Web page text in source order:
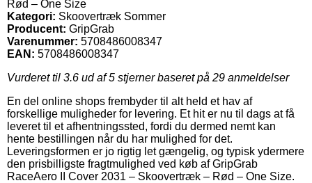
Rød – One Size
Kategori: Skoovertræk Sommer
Producent: GripGrab
Varenummer: 5708486008347
EAN: 5708486008347
Vurderet til 3.6 ud af 5 stjerner baseret på 29 anmeldelser
En del online shops frembyder til alt held et hav af
forskellige muligheder for levering. Et hit er nu til dags at få
leveret til et afhentningssted, fordi du dermed nemt kan
hente bestillingen når du har mulighed for det.
Leveringsformen er jo rigtig let gængelig, og typisk ydermere
den prisbilligste fragtmulighed ved køb af GripGrab
RaceAero II Cover 2031 – Skoovertræk – Rød – One Size.